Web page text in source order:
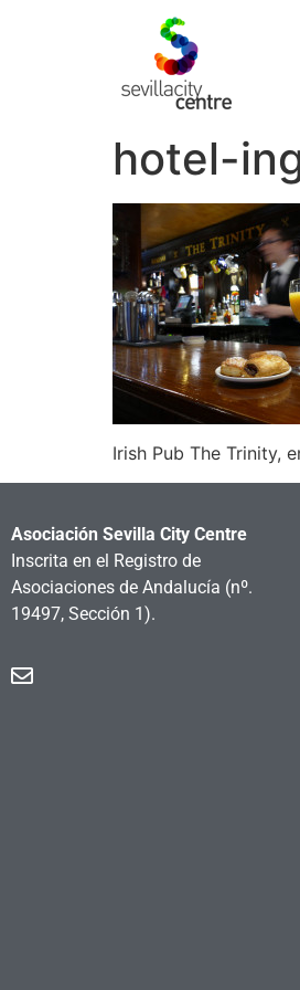
hotel-
Irish Pub The Trinity,
Asociación Sevilla City Centre
Inscrita en el Registro de
Asociaciones de Andalucía (nº.
19497, Sección 1).